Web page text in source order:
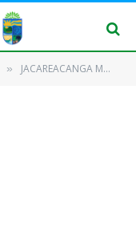
» JACAREACANGA MAIS ILUMINADO